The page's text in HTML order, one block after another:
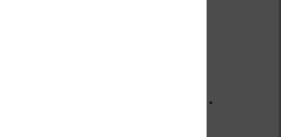
pendant le
de ce plugin.